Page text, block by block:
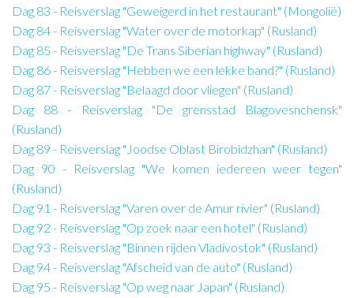
Dag 83 - Reisverslag "Geweigerd in het restaurant" (Mongolië)
Dag 84 - Reisverslag "Water over de motorkap" (Rusland)
Dag 85 - Reisverslag "De Trans Siberian highway" (Rusland)
Dag 86 - Reisverslag "Hebben we een lekke band?" (Rusland)
Dag 87 - Reisverslag "Belaagd door vliegen" (Rusland)
Dag 88 - Reisverslag "De grensstad Blagovesnchensk"
(Rusland)
Dag 89 - Reisverslag "Joodse Oblast Birobidzhan" (Rusland)
Dag 90 - Reisverslag "We komen iedereen weer tegen"
(Rusland)
Dag 91 - Reisverslag "Varen over de Amur rivier" (Rusland)
Dag 92 - Reisverslag "Op zoek naar een hotel" (Rusland)
Dag 93 - Reisverslag "Binnen rijden Vladivostok" (Rusland)
Dag 94 - Reisverslag "Afscheid van de auto" (Rusland)
Dag 95 - Reisverslag "Op weg naar Japan" (Rusland)